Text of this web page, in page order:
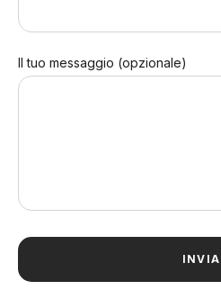
Il tuo messaggio (opzionale)